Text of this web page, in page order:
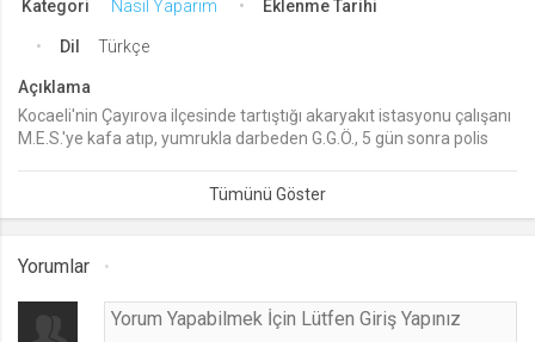
1 ay
webtvs
Kategori Nasıl Yaparım Eklenme Tarihi
Dil Türkçe
Açıklama
Kocaeli'nin Çayırova ilçesinde tartıştığı akaryakıt istasyonu çalışanı
M.E.S.'ye kafa atıp, yumrukla darbeden G.G.Ö., 5 gün sonra polis
Yorumlar